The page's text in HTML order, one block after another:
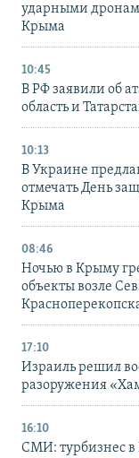
ударными
Крыма
10:45
В РФ заявили об
область и
10:13
В Украине
отмечать День
Крыма
08:46
Ночью в Крыму
объекты возле
17:10
Израиль решил
разоружения
16:10
СМИ: турбизнес в